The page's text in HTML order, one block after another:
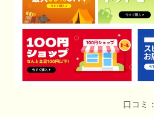
口コミ：